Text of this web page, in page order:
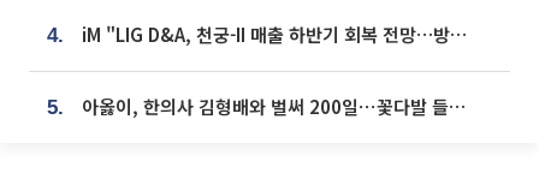
4. iM "LIG D&A, 천궁-II 매출 하반기 회복 전망…방산 톱픽 유지"
5. 아옳이, 한의사 김형배와 벌써 200일⋯꽃다발 들고 "프러포즈 아냐"